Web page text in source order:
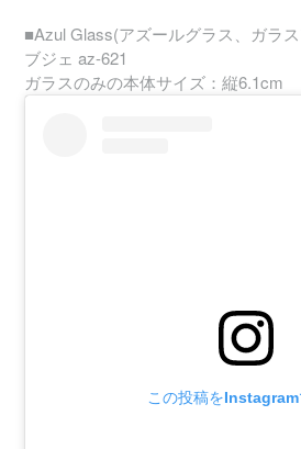
■Azul Glass(アズールグラス、ガラ
ブジェ az-621
ガラスのみの本体サイズ：縦
この投稿をInstagram